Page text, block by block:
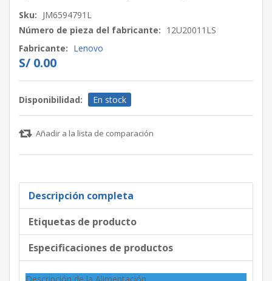
Sku: JM6594791L
Número de pieza del fabricante: 12U20011LS
Fabricante: Lenovo
S/ 0.00
Disponibilidad: En stock
Añadir a la lista de comparación
Descripción completa
Etiquetas de producto
Especificaciones de productos